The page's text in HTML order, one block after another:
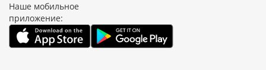
Наше мобильное
приложение: